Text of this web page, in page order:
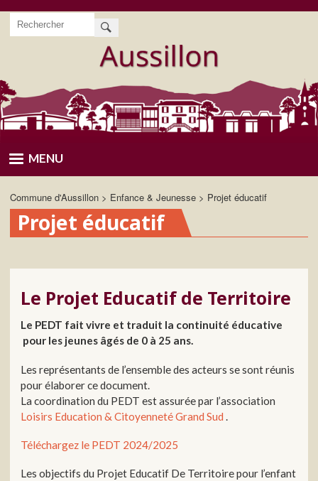
Aller
principal
MENU
Commune d'Aussillon Enfance & Jeunesse Projet éducatif
Projet éducatif
Le Projet Educatif de Territoire
Le PEDT fait vivre et traduit la continuité éducative
pour les jeunes âgés de 0 à 25 ans.
Les représentants de l’ensemble des acteurs se sont réunis
pour élaborer ce document.
La coordination du PEDT est assurée par l’association
Loisirs Education & Citoyenneté Grand Sud .
Téléchargez le PEDT 2024/2025
Les objectifs du Projet Educatif De Territoire pour l’enfant